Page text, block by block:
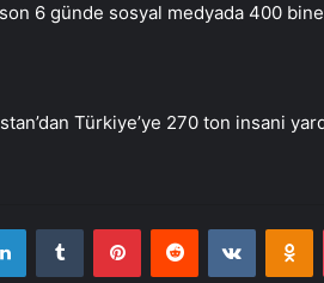
6 günde sosyal medyada 400
Türkiye’ye 270 ton insani
LinkedInTumblr PinterestReddit